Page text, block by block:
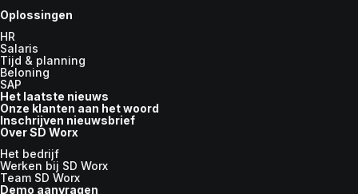
Oplossingen
HR
Salaris
Tijd & planning
Beloning
SAP
Het laatste nieuws
Onze klanten aan het woord
Inschrijven nieuwsbrief
Over SD Worx
Het bedrijf
Werken bij SD Worx
Team SD Worx
Demo aanvragen